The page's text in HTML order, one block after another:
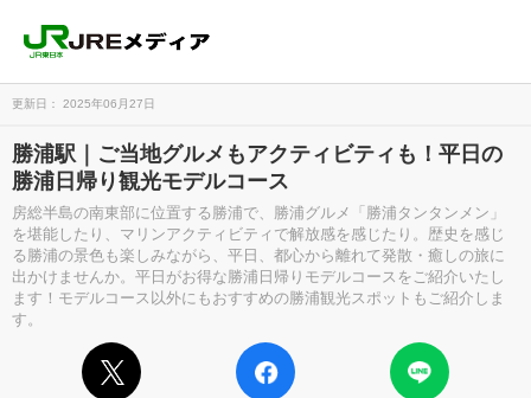
更新日： 2025年06月27日
勝浦駅｜ご当地グルメもアクティビティも！平日の
勝浦日帰り観光モデルコース
房総半島の南東部に位置する勝浦で、勝浦グルメ「勝浦タンタンメン」
を堪能したり、マリンアクティビティで解放感を感じたり。歴史を感じ
る勝浦の景色も楽しみながら、平日、都心から離れて発散・癒しの旅に
出かけませんか。平日がお得な勝浦日帰りモデルコースをご紹介いたし
ます！モデルコース以外にもおすすめの勝浦観光スポットもご紹介しま
す。